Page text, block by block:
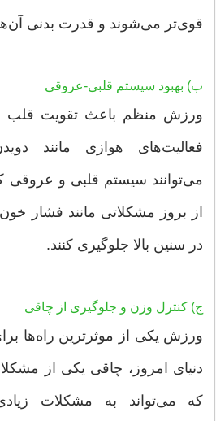
قوی‌تر می‌شوند و قدرت بدنی
ب) بهبود سیستم قلبی-عروقی
ورزش منظم باعث تقویت
فعالیت‌های هوازی مانند
می‌توانند سیستم قلبی و عروقی
از بروز مشکلاتی مانند فشار
در سنین بالا جلوگیری کنند.
ج) کنترل وزن و جلوگیری از چاقی
ورزش یکی از موثرترین راه‌ها
دنیای امروز، چاقی یکی از
که می‌تواند به مشکلات